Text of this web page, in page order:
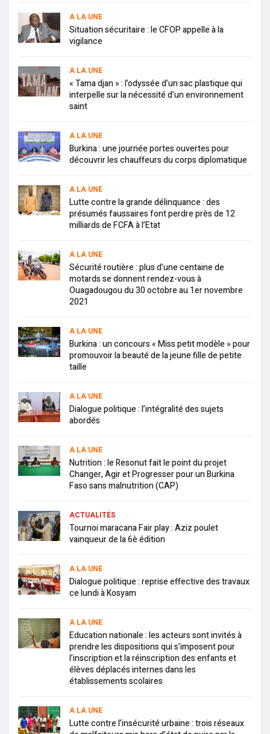
A LA UNE
Situation sécuritaire : le CFOP appelle à la
vigilance
A LA UNE
« Tama djan » : l’odyssée d’un sac plastique qui
interpelle sur la nécessité d’un environnement
saint
A LA UNE
Burkina : une journée portes ouvertes pour
découvrir les chauffeurs du corps diplomatique
A LA UNE
Lutte contre la grande délinquance : des
présumés faussaires font perdre près de 12
milliards de FCFA à l’Etat
A LA UNE
Sécurité routière : plus d’une centaine de
motards se donnent rendez-vous à
Ouagadougou du 30 octobre au 1er novembre
2021
A LA UNE
Burkina : un concours « Miss petit modèle » pour
promouvoir la beauté de la jeune fille de petite
taille
A LA UNE
Dialogue politique : l’intégralité des sujets
abordés
A LA UNE
Nutrition : le Resonut fait le point du projet
Changer, Agir et Progresser pour un Burkina
Faso sans malnutrition (CAP)
ACTUALITÉS
Tournoi maracana Fair play : Aziz poulet
vainqueur de la 6è édition
A LA UNE
Dialogue politique : reprise effective des travaux
ce lundi à Kosyam
A LA UNE
Education nationale : les acteurs sont invités à
prendre les dispositions qui s’imposent pour
l’inscription et la réinscription des enfants et
élèves déplacés internes dans les
établissements scolaires
A LA UNE
Lutte contre l’insécurité urbaine : trois réseaux